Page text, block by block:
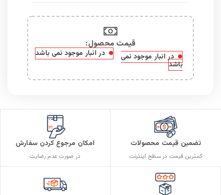
قیمت محصول:​
در انبار موجود نمی
باشد
در انبار موجود نمی باشد
تضمین قیمت محصولات
کمترین قیمت در سطح اینترنت
امکان مرجوع کردن سفارش
در صورت عدم رضایت